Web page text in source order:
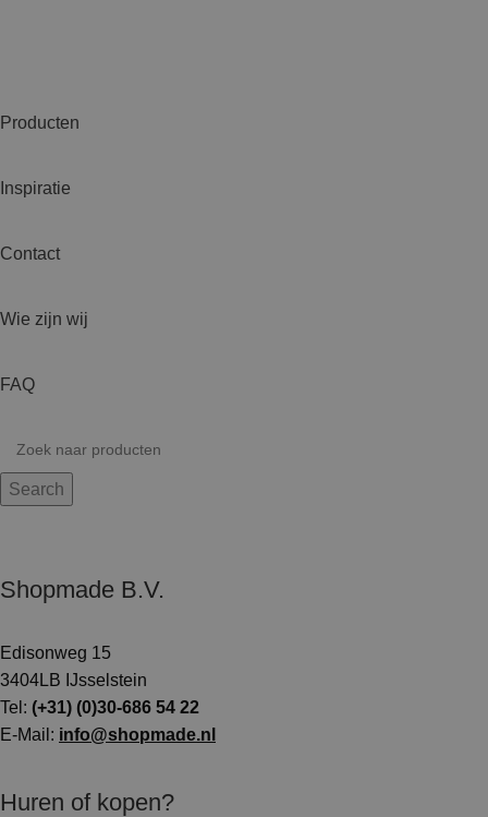
Producten
Inspiratie
Contact
Wie zijn wij
FAQ
Search
Shopmade B.V.
Edisonweg 15
3404LB IJsselstein
Tel: (+31) (0)30-686 54 22
E-Mail: info@shopmade.nl
Huren of kopen?